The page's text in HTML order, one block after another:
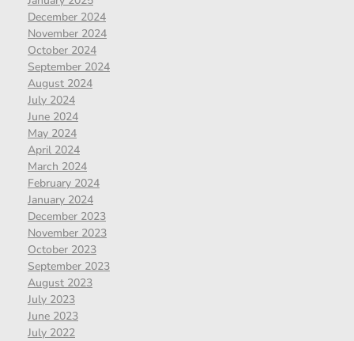
December 2024
November 2024
October 2024
September 2024
August 2024
July 2024
June 2024
May 2024
April 2024
March 2024
February 2024
January 2024
December 2023
November 2023
October 2023
September 2023
August 2023
July 2023
June 2023
July 2022